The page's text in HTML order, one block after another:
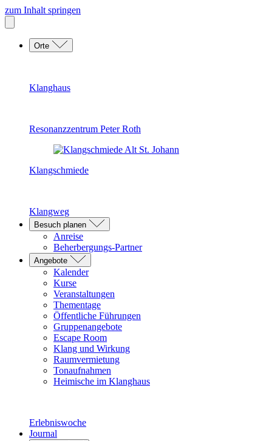
zum Inhalt springen
Orte
Klanghaus
Resonanzzentrum Peter Roth
Klangschmiede
Klangweg
Besuch planen
Anreise
Beherbergungs-Partner
Angebote
Kalender
Kurse
Veranstaltungen
Thementage
Öffentliche Führungen
Gruppenangebote
Escape Room
Klang und Wirkung
Raumvermietung
Tonaufnahmen
Heimische im Klanghaus
Erlebniswoche
Journal